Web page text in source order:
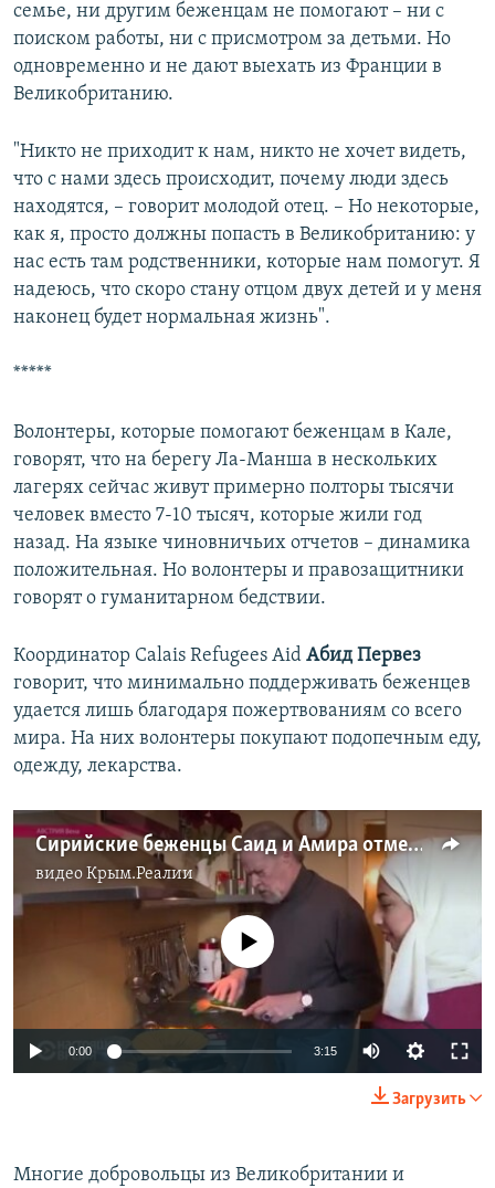
семье, ни другим беженцам не помогают – ни с
поиском работы, ни с присмотром за детьми. Но
одновременно и не дают выехать из Франции в
Великобританию.
"Никто не приходит к нам, никто не хочет видеть,
что с нами здесь происходит, почему люди здесь
находятся, – говорит молодой отец. – Но некоторые,
как я, просто должны попасть в Великобританию: у
нас есть там родственники, которые нам помогут. Я
надеюсь, что скоро стану отцом двух детей и у меня
наконец будет нормальная жизнь".
*****
Волонтеры, которые помогают беженцам в Кале,
говорят, что на берегу Ла-Манша в нескольких
лагерях сейчас живут примерно полторы тысячи
человек вместо 7-10 тысяч, которые жили год
назад. На языке чиновничьих отчетов – динамика
положительная. Но волонтеры и правозащитники
говорят о гуманитарном бедствии.
Координатор Calais Refugees Aid Абид Первез
говорит, что минимально поддерживать беженцев
удается лишь благодаря пожертвованиям со всего
мира. На них волонтеры покупают подопечным еду,
одежду, лекарства.
Сирийские беженцы Саид и Амира отмечают Рождество в доме баронов фон Зассов
видеоКрым.Реалии
No media source currently available
0:00 3:15
Загрузить
Многие добровольцы из Великобритании и